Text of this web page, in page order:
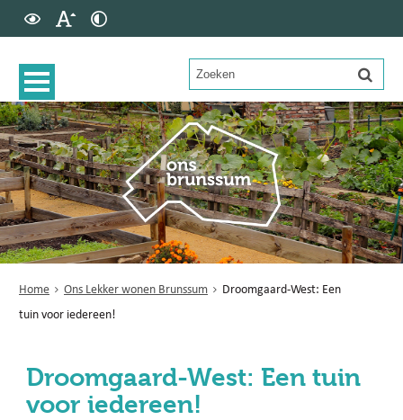
Home Ons Lekker wonen Brunssum
Droomgaard-West: Een
tuin voor iedereen!
Droomgaard-West: Een tuin
voor iedereen!